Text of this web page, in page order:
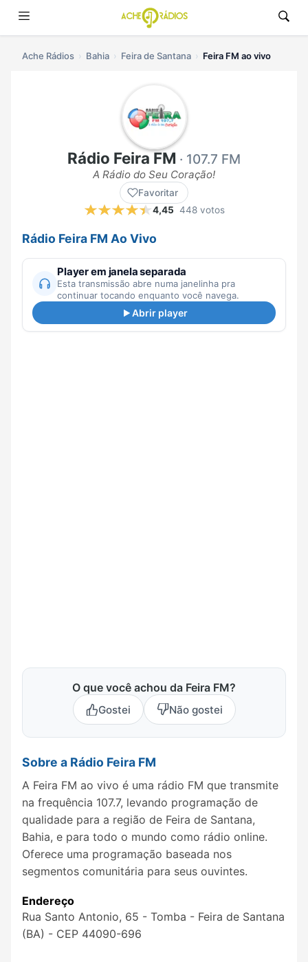
Ache Rádios Bahia Feira de Santana Feira FM ao vivo
Rádio Feira FM · 107.7 FM
A Rádio do Seu Coração!
Favoritar
4,45 448 votos
Rádio Feira FM Ao Vivo
Player em janela separada
Esta transmissão abre numa janelinha pra
continuar tocando enquanto você navega.
Abrir player
O que você achou da Feira FM?
Gostei Não gostei
Sobre a Rádio Feira FM
A Feira FM ao vivo é uma rádio FM que transmite
na frequência 107.7, levando programação de
qualidade para a região de Feira de Santana,
Bahia, e para todo o mundo como rádio online.
Oferece uma programação baseada nos
segmentos comunitária para seus ouvintes.
Endereço
Rua Santo Antonio, 65 - Tomba - Feira de Santana
(BA) - CEP 44090-696